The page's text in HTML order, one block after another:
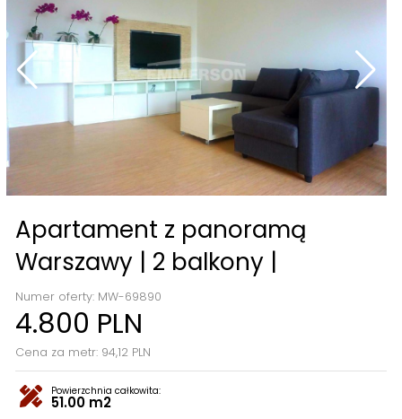
Apartament z panoramą
Warszawy | 2 balkony |
Numer oferty: MW-69890
4.800 PLN
Cena za metr: 94,12 PLN
Powierzchnia całkowita:
51.00 m2